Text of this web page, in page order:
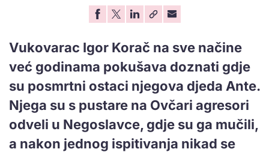
Vukovarac Igor Korač na sve načine
već godinama pokušava doznati gdje
su posmrtni ostaci njegova djeda Ante.
Njega su s pustare na Ovčari agresori
odveli u Negoslavce, gdje su ga mučili,
a nakon jednog ispitivanja nikad se